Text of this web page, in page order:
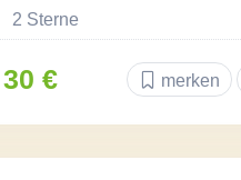
2 Sterne
30 € merken